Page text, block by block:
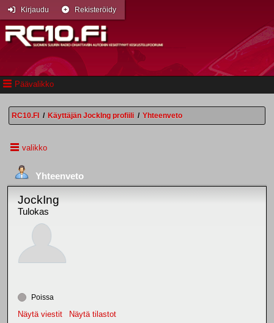
Päävalikko
Kirjaudu Rekisteröidy
RC10.FI / Käyttäjän JockIng profiili / Yhteenveto
valikko
Yhteenveto
JockIng
Tulokas
Poissa
Näytä viestit
Näytä tilastot